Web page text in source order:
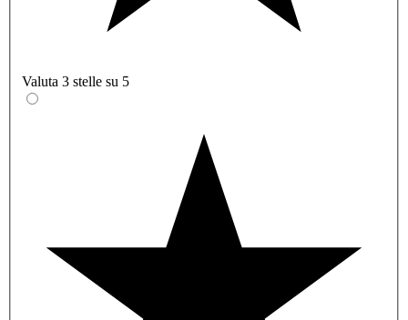
Valuta 3 stelle su 5